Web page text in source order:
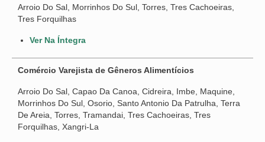
Arroio Do Sal, Morrinhos Do Sul, Torres, Tres Cachoeiras,
Tres Forquilhas
Ver Na Íntegra
Comércio Varejista de Gêneros Alimentícios
Arroio Do Sal, Capao Da Canoa, Cidreira, Imbe, Maquine,
Morrinhos Do Sul, Osorio, Santo Antonio Da Patrulha, Terra
De Areia, Torres, Tramandai, Tres Cachoeiras, Tres
Forquilhas, Xangri-La